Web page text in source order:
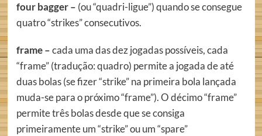
four bagger – (ou “quadri-ligue”) quando se consegue
quatro “strikes” consecutivos.
frame –cada uma das dez jogadas possíveis, cada
“frame” (tradução: quadro) permite a jogada de até
duas bolas (se fizer “strike” na primeira bola lançada
muda-se para o próximo “frame”). O décimo “frame”
permite três bolas desde que se consiga
primeiramente um “strike” ou um “spare”